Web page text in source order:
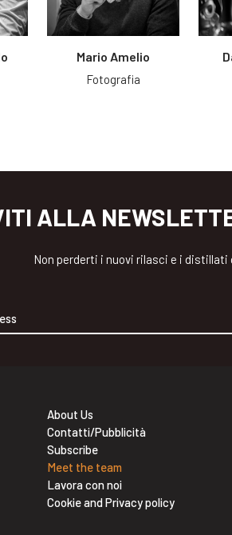
Mario Amelio
Fotografia
ALLA
Non perderti i nuovi rilasci e i distillati
About Us
Contatti/Pubblicità
Subscribe
Meet the team
Lavora con noi
Cookie and Privacy policy